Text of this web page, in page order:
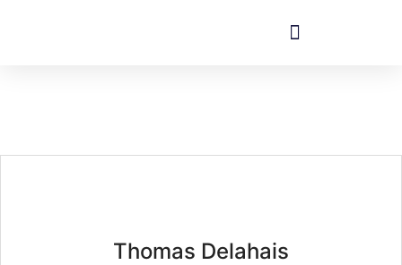
Thomas Delahais